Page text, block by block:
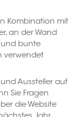
Kombination mit
an der Wand
und bunte
verwendet
Aussteller auf
Sie Fragen
die Website